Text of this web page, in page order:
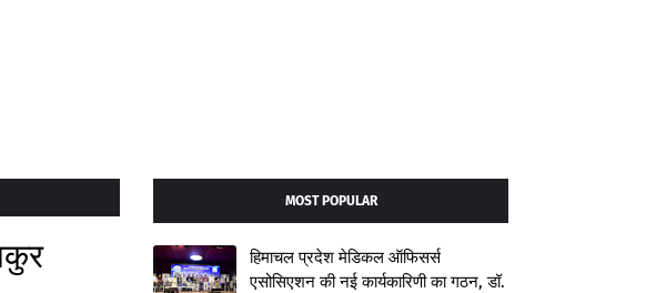
MOST POPULAR
हिमाचल प्रदेश मेडिकल ऑफिसर्स
एसोसिएशन की नई कार्यकारिणी का गठन, डॉ.